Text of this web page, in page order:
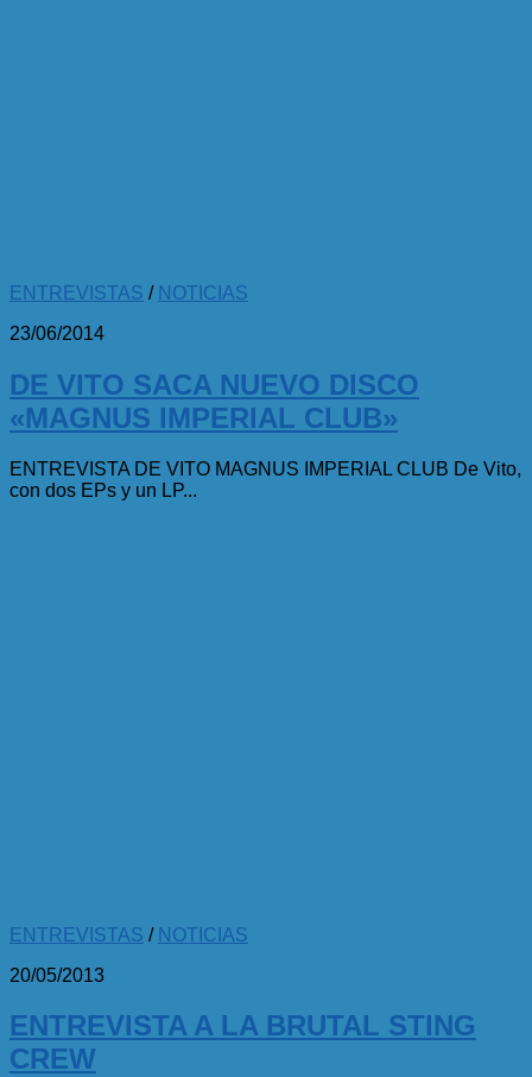
ENTREVISTAS / NOTICIAS
23/06/2014
DE VITO SACA NUEVO DISCO
«MAGNUS IMPERIAL CLUB»
ENTREVISTA DE VITO MAGNUS IMPERIAL CLUB De Vito,
con dos EPs y un LP...
ENTREVISTAS / NOTICIAS
20/05/2013
ENTREVISTA A LA BRUTAL STING
CREW